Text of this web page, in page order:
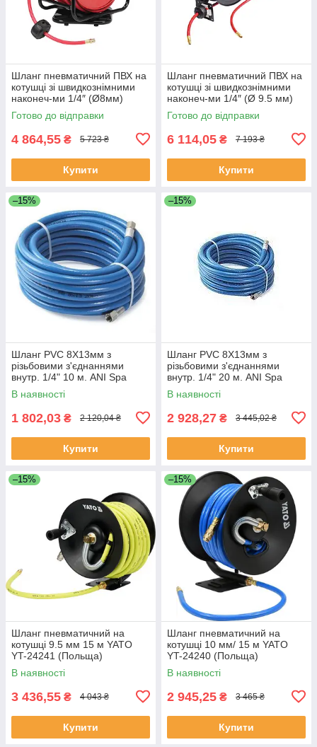
Шланг пневматичний ПВХ на
котушці зі швидкознімними
наконеч-ми 1/4″ (Ø8мм)
20Bar (l30м) Yato YT-24253
Готово до відправки
4 864,55 ₴ 5 723 ₴
Купити
Шланг пневматичний ПВХ на
котушці зі швидкознімними
наконеч-ми 1/4″ (Ø 9.5 мм)
тиск 20Bar (l=20м) Yato YT-
24251
Готово до відправки
6 114,05 ₴ 7 193 ₴
Купити
–15%
Шланг PVC 8Х13мм з
різьбовими з'єднаннями
внутр. 1/4" 10 м. ANI Spa
AH0379104 (Італія)
В наявності
1 802,03 ₴ 2 120,04 ₴
Купити
–15%
Шланг PVC 8Х13мм з
різьбовими з'єднаннями
внутр. 1/4" 20 м. ANI Spa
AH0379105 (Італія)
В наявності
2 928,27 ₴ 3 445,02 ₴
Купити
–15%
Шланг пневматичний на
котушці 9.5 мм 15 м YATO
YT-24241 (Польща)
В наявності
3 436,55 ₴ 4 043 ₴
Купити
–15%
Шланг пневматичний на
котушці 10 мм/ 15 м YATO
YT-24240 (Польща)
В наявності
2 945,25 ₴ 3 465 ₴
Купити